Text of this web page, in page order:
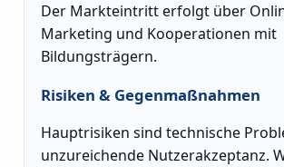
Der Markteintritt erfolgt über
Marketing und Kooperationen mit
Bildungsträgern.
Risiken & Gegenmaßnahmen
Hauptrisiken sind technische
unzureichende Nutzerakzeptanz.